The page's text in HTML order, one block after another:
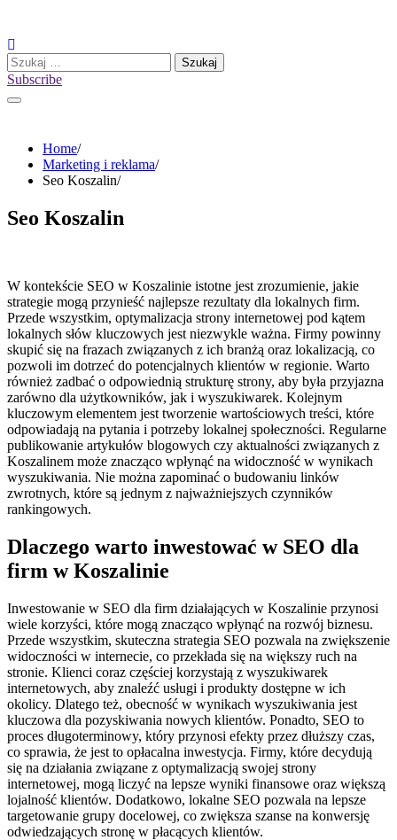
content
Szukaj:
Subscribe
Home
Marketing i reklama
Seo Koszalin
Seo Koszalin
W kontekście SEO w Koszalinie istotne jest zrozumienie, jakie
strategie mogą przynieść najlepsze rezultaty dla lokalnych firm.
Przede wszystkim, optymalizacja strony internetowej pod kątem
lokalnych słów kluczowych jest niezwykle ważna. Firmy powinny
skupić się na frazach związanych z ich branżą oraz lokalizacją, co
pozwoli im dotrzeć do potencjalnych klientów w regionie. Warto
również zadbać o odpowiednią strukturę strony, aby była przyjazna
zarówno dla użytkowników, jak i wyszukiwarek. Kolejnym
kluczowym elementem jest tworzenie wartościowych treści, które
odpowiadają na pytania i potrzeby lokalnej społeczności. Regularne
publikowanie artykułów blogowych czy aktualności związanych z
Koszalinem może znacząco wpłynąć na widoczność w wynikach
wyszukiwania. Nie można zapominać o budowaniu linków
zwrotnych, które są jednym z najważniejszych czynników
rankingowych.
Dlaczego warto inwestować w SEO dla
firm w Koszalinie
Inwestowanie w SEO dla firm działających w Koszalinie przynosi
wiele korzyści, które mogą znacząco wpłynąć na rozwój biznesu.
Przede wszystkim, skuteczna strategia SEO pozwala na zwiększenie
widoczności w internecie, co przekłada się na większy ruch na
stronie. Klienci coraz częściej korzystają z wyszukiwarek
internetowych, aby znaleźć usługi i produkty dostępne w ich
okolicy. Dlatego też, obecność w wynikach wyszukiwania jest
kluczowa dla pozyskiwania nowych klientów. Ponadto, SEO to
proces długoterminowy, który przynosi efekty przez dłuższy czas,
co sprawia, że jest to opłacalna inwestycja. Firmy, które decydują
się na działania związane z optymalizacją swojej strony
internetowej, mogą liczyć na lepsze wyniki finansowe oraz większą
lojalność klientów. Dodatkowo, lokalne SEO pozwala na lepsze
targetowanie grupy docelowej, co zwiększa szanse na konwersję
odwiedzających stronę w płacących klientów.